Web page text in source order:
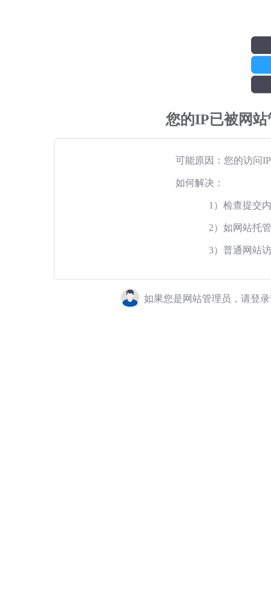
您的IP已被网
可能原因：您的访问
如何解决：
1）检查提交
2）如网站托
3）普通网站
如果您是网站管理员，请登